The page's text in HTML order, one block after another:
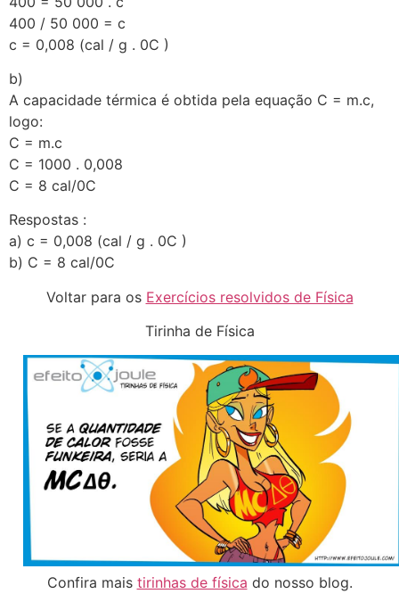
400 / 50 000 = c
c = 0,008 (cal / g . 0C )
b)
A capacidade térmica é obtida pela equação C = m.c,
logo:
C = m.c
C = 1000 . 0,008
C = 8 cal/0C
Respostas :
a) c = 0,008 (cal / g . 0C )
b) C = 8 cal/0C
Voltar para os Exercícios resolvidos de Física
Tirinha de Física
Confira mais tirinhas de física do nosso blog.